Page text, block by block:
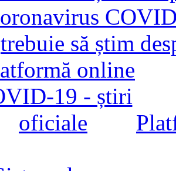
trebuie să știm